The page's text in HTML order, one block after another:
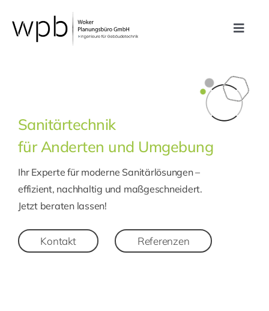
Inhalt
springen
Toggle
Unternehmen
Karriere
Sanitärtechnik
für Anderten und Umgebung
Ihr Experte für moderne Sanitärlösungen –
effizient, nachhaltig und maßgeschneidert.
Jetzt beraten lassen!
Kontakt Referenzen